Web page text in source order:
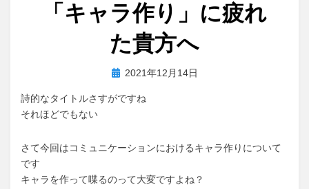
「キャラ作り」に疲れ
た貴方へ
投稿者おわむぎ
投
日:
2021年12月14日
詩的なタイトルさすがですね
それほどでもない
さて今回はコミュニケーションにおけるキャラ作りについて
です
キャラを作って喋るのって大変ですよね？